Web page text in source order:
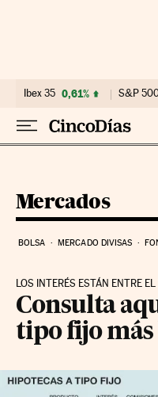
Ibex 35 0,61% S&P
Mercados
BOLSA MERCADO DIVISAS
LOS INTERÉS ESTÁN ENTRE EL
Consulta
tipo fijo más